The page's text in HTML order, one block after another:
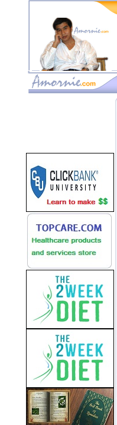
www.amornie.com>